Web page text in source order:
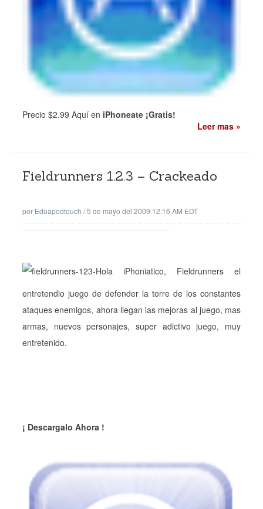
Precio $2.99 Aquí en iPhoneate ¡Gratis!
Leer mas »
Fieldrunners 1.2.3 – Crackeado
por Eduapodtouch /5 de mayo del 2009 12:16 AM EDT
Hola iPhoniatico, Fieldrunners el
entretendio juego de defender la torre de los constantes
ataques enemigos, ahora llegan las mejoras al juego, mas
armas, nuevos personajes, super adictivo juego, muy
entretenido.
¡ Descargalo Ahora !